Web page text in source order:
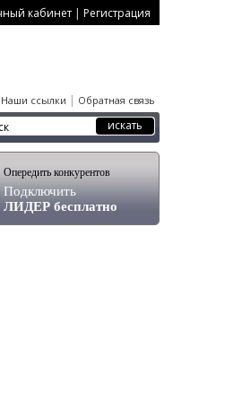
кабинет | Регистрация
Наши ссылки | Обратная связь
Опередить конкурентов
Подключить
ЛИДЕР бесплатно